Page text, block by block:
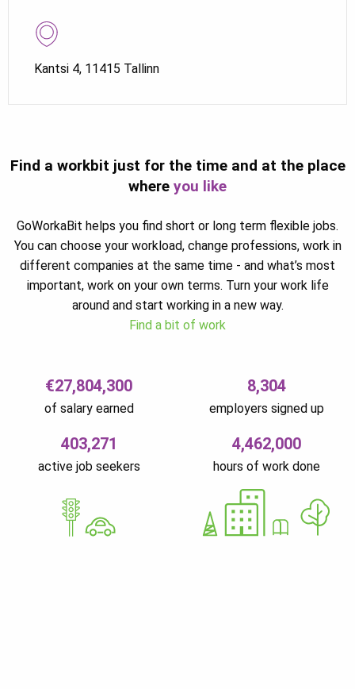
Kantsi 4, 11415 Tallinn
Find a workbit just for the time and at the place
where you like
GoWorkaBit helps you find short or long term flexible jobs.
You can choose your workload, change professions, work in
different companies at the same time - and what’s most
important, work on your own terms. Turn your work life
around and start working in a new way.
Find a bit of work
€27,804,300
of salary earned
8,304
employers signed up
403,271
active job seekers
4,462,000
hours of work done